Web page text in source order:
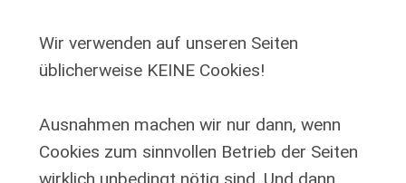
Wir verwenden auf unseren Seiten
üblicherweise KEINE Cookies!
Ausnahmen machen wir nur dann, wenn
Cookies zum sinnvollen Betrieb der Seiten
wirklich unbedingt nötig sind. Und dann